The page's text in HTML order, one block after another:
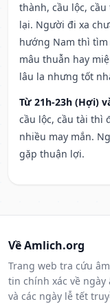
thành, cầu lộc,
lại. Người đi xa
hướng Nam thì
mâu thuẫn hay
lâu la nhưng tốt
Từ 21h-23h (Hợi)
cầu lộc, cầu tài thì
nhiều may mắn.
gặp thuận lợi.
Về Amlich.org
Trang web tra cứu
tin chính xác về ngày
và các ngày lễ tết